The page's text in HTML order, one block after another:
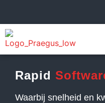
Rapid
Waarbij snelheid en